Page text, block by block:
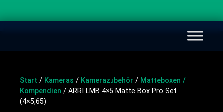
Start / Kameras / Kamerazubehör / Matteboxen /
Kompendien / ARRI LMB 4×5 Matte Box Pro Set
(4×5,65)